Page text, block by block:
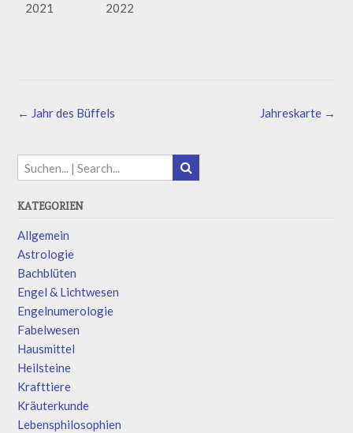
2021
2022
Jahreskarte →
← Jahr des Büffels
KATEGORIEN
Allgemein
Astrologie
Bachblüten
Engel & Lichtwesen
Engelnumerologie
Fabelwesen
Hausmittel
Heilsteine
Krafttiere
Kräuterkunde
Lebensphilosophien